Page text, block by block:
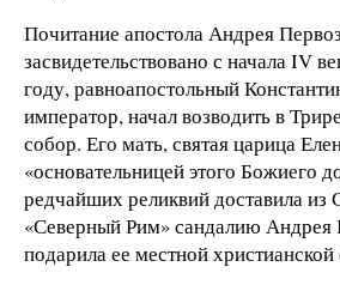
Почитание апостола Андрея
засвидетельствовано с начала IV
году, равноапостольный
император, начал возводить в
собор. Его мать, святая царица
«основательницей этого Божиего
редчайших реликвий доставила из
«Северный Рим» сандалию Андрея
подарила ее местной